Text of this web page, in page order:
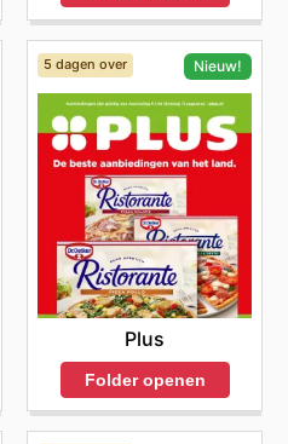
5 dagen over Nieuw!
Plus
Folder openen